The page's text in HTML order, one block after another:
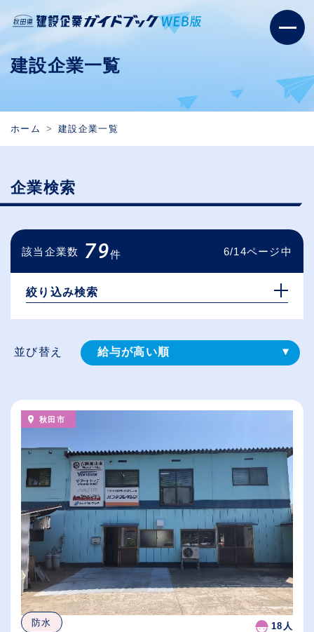
建設企業一覧
ホーム 建設企業一覧
企業検索
該当企業数 79件 6/14ページ中
絞り込み検索
並び替え 給与が高い順
秋田市
防水 18人